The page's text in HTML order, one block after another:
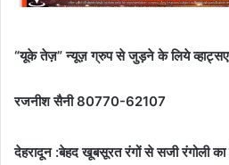
“यूके तेज़” न्यूज़ ग्रुप से जुड़ने के लिये
रजनीश सैनी 80770-62107
देहरादून :बेहद खूबसूरत रंगों से सजी रंगोली का